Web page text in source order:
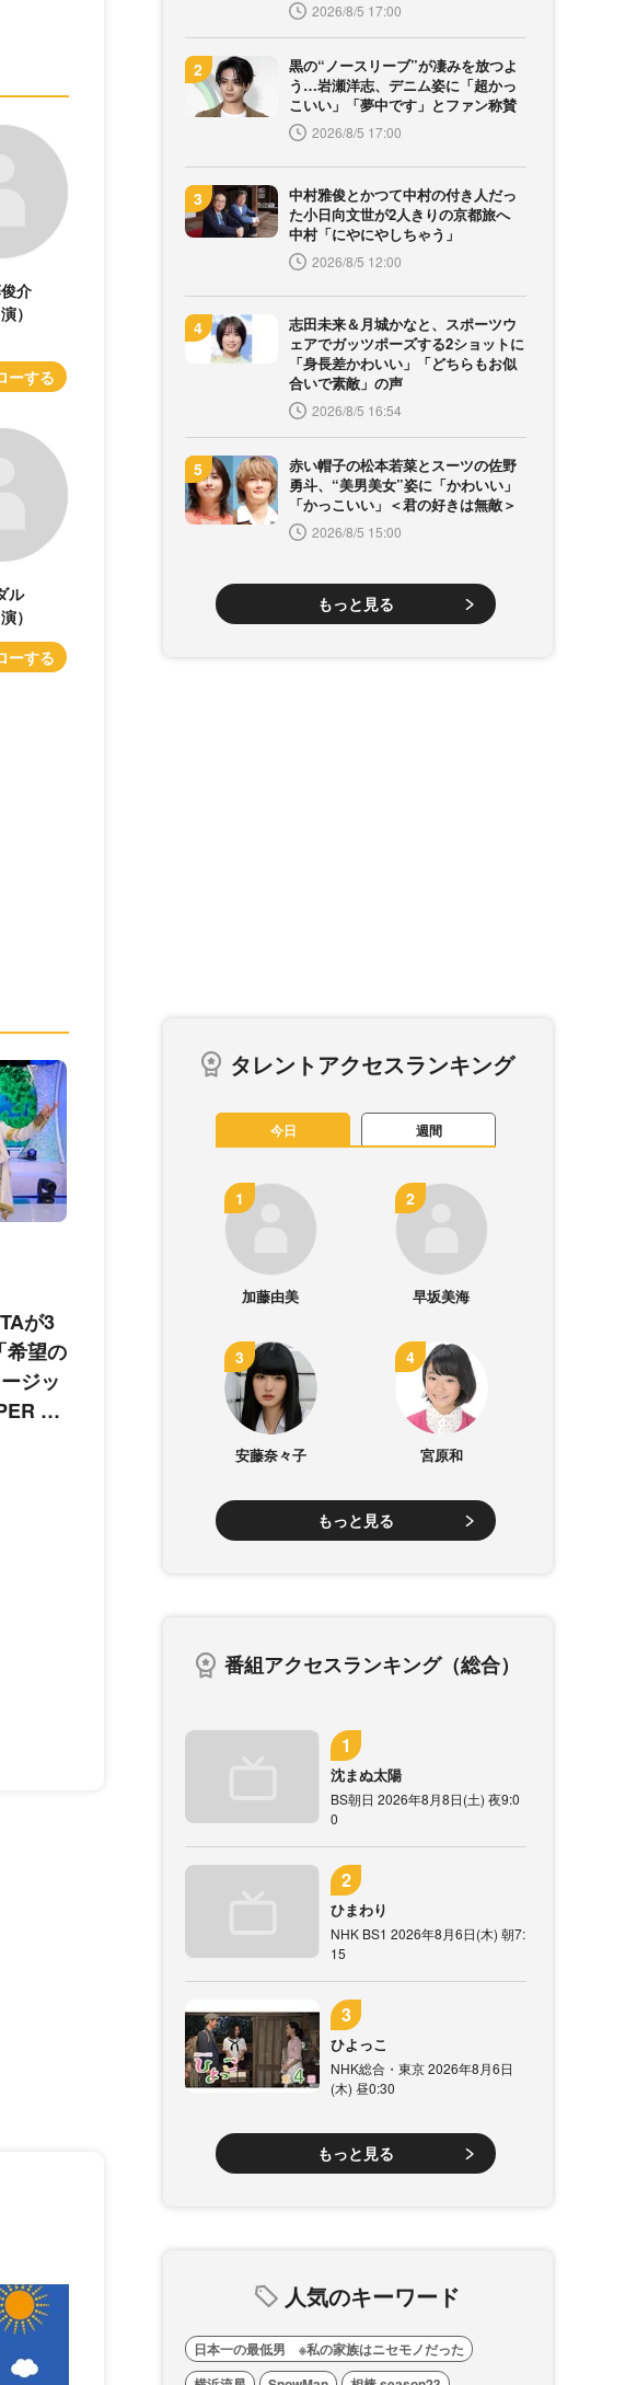
介
）
ル
）
が3
希望の
ジッ
LI
2026/8/5 17:00
黒の“ノースリーブ”が凄みを放つよ
う…岩瀬洋志、デニム姿に「超かっ
こいい」「夢中です」とファン称賛
2026/8/5 17:00
中村雅俊とかつて中村の付き人だっ
た小日向文世が2人きりの京都旅へ
中村「にやにやしちゃう」
2026/8/5 12:00
志田未来＆月城かなと、スポーツウ
ェアでガッツポーズする2ショットに
「身長差かわいい」「どちらもお似
合いで素敵」の声
2026/8/5 16:54
赤い帽子の松本若菜とスーツの佐野
勇斗、“美男美女”姿に「かわいい」
「かっこいい」＜君の好きは無敵＞
2026/8/5 15:00
もっと見る
タレントアクセスランキング
今日 週間
加藤由美 早坂美海
安藤奈々子 宮原和
もっと見る
番組アクセスランキング（総合）
沈まぬ太陽
BS朝日 2026年8月8日(土) 夜9:0
0
ひまわり
NHK BS1 2026年8月6日(木) 朝7:
15
ひよっこ
NHK総合・東京 2026年8月6日
(木) 昼0:30
もっと見る
人気のキーワード
日本一の最低男 ※私の家族はニセモノだった